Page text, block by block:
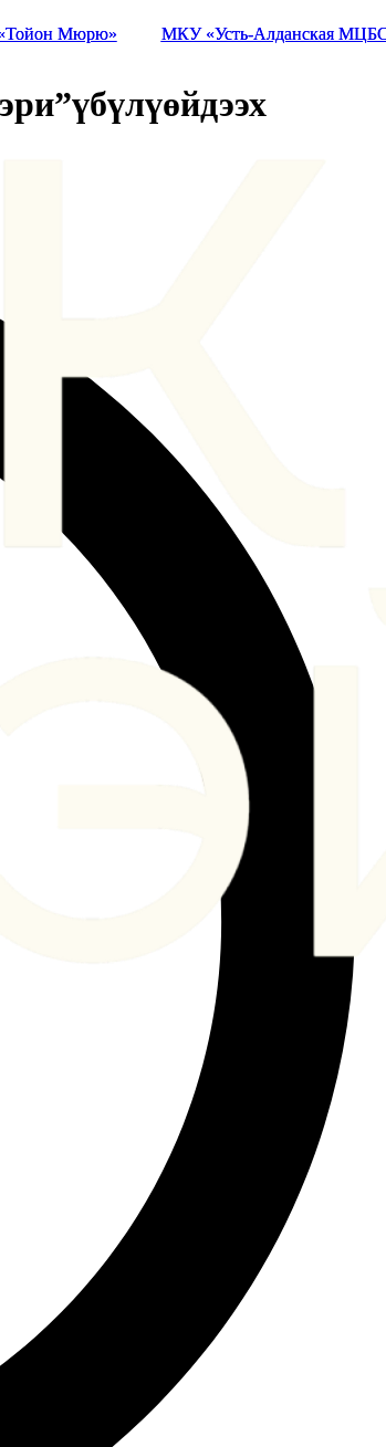
Мюрю» МКУ «Усть-Алданская
Мюрю» МКУ «Усть-Алданская